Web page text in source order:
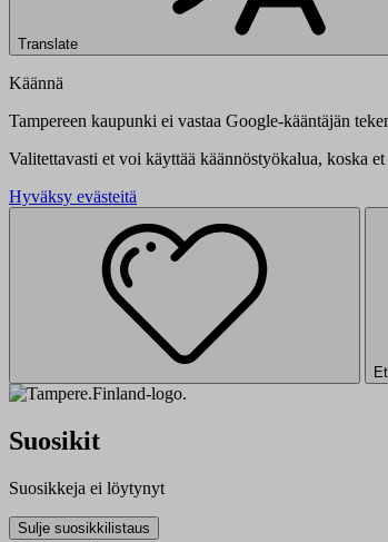
Translate
Käännä
Tampereen kaupunki ei vastaa Google-kääntäjän
Valitettavasti et voi käyttää käännöstyökalua, koska
Hyväksy evästeitä
Suosikit
Suosikkeja ei löytynyt
Sulje suosikkilistaus